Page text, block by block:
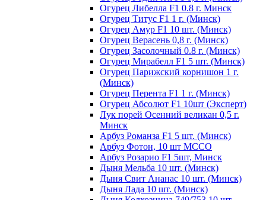
Огурец Либелла F1 0.8 г. Минск
Огурец Титус F1 1 г. (Минск)
Огурец Амур F1 10 шт. (Минск)
Огурец Верасень 0,8 г. (Минск)
Огурец Засолочный 0.8 г. (Минск)
Огурец Мирабелл F1 5 шт. (Минск)
Огурец Парижский корнишон 1 г.
(Минск)
Огурец Перента F1 1 г. (Минск)
Огурец Абсолют F1 10шт (Эксперт)
Лук порей Осенний великан 0,5 г.
Минск
Арбуз Романза F1 5 шт. (Минск)
Арбуз Фотон, 10 шт МССО
Арбуз Розарио F1 5шт, Минск
Дыня Мельба 10 шт. (Минск)
Дыня Свит Ананас 10 шт. (Минск)
Дыня Лада 10 шт. (Минск)